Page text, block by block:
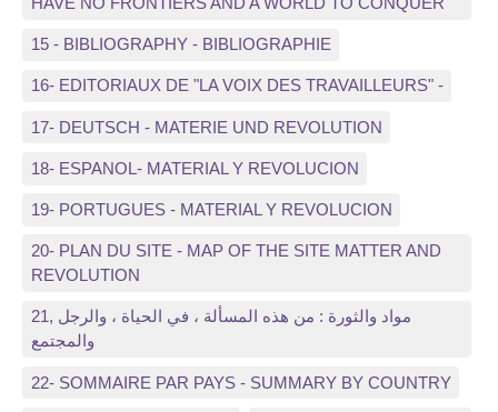
15 - BIBLIOGRAPHY - BIBLIOGRAPHIE
16- EDITORIAUX DE "LA VOIX DES TRAVAILLEURS" -
17- DEUTSCH - MATERIE UND REVOLUTION
18- ESPANOL- MATERIAL Y REVOLUCION
19- PORTUGUES - MATERIAL Y REVOLUCION
20- PLAN DU SITE - MAP OF THE SITE MATTER AND
REVOLUTION
21, مواد والثورة : من هذه المسألة ، في الحياة ، والرجل
والمجتمع
22- SOMMAIRE PAR PAYS - SUMMARY BY COUNTRY